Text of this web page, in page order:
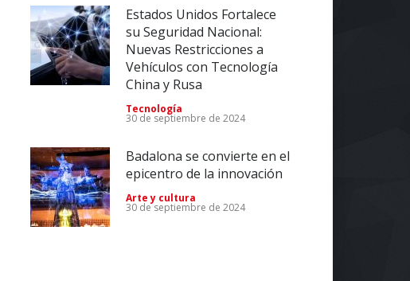
Estados Unidos Fortalece
su Seguridad Nacional:
Nuevas Restricciones a
Vehículos con Tecnología
China y Rusa
Tecnología
30 de septiembre de 2024
Badalona se convierte en el
epicentro de la innovación
Arte y cultura
30 de septiembre de 2024